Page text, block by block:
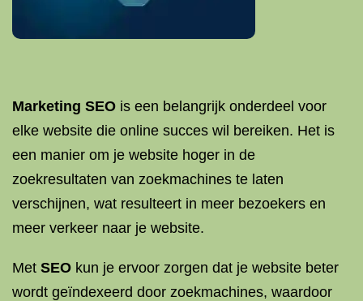
Marketing SEO is een belangrijk onderdeel voor
elke website die online succes wil bereiken. Het is
een manier om je website hoger in de
zoekresultaten van zoekmachines te laten
verschijnen, wat resulteert in meer bezoekers en
meer verkeer naar je website.
Met SEO kun je ervoor zorgen dat je website beter
wordt geïndexeerd door zoekmachines, waardoor